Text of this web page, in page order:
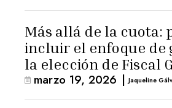
Más allá de la cuota:
incluir el enfoque de
la elección de Fiscal
marzo 19, 2026 | Jaqueline